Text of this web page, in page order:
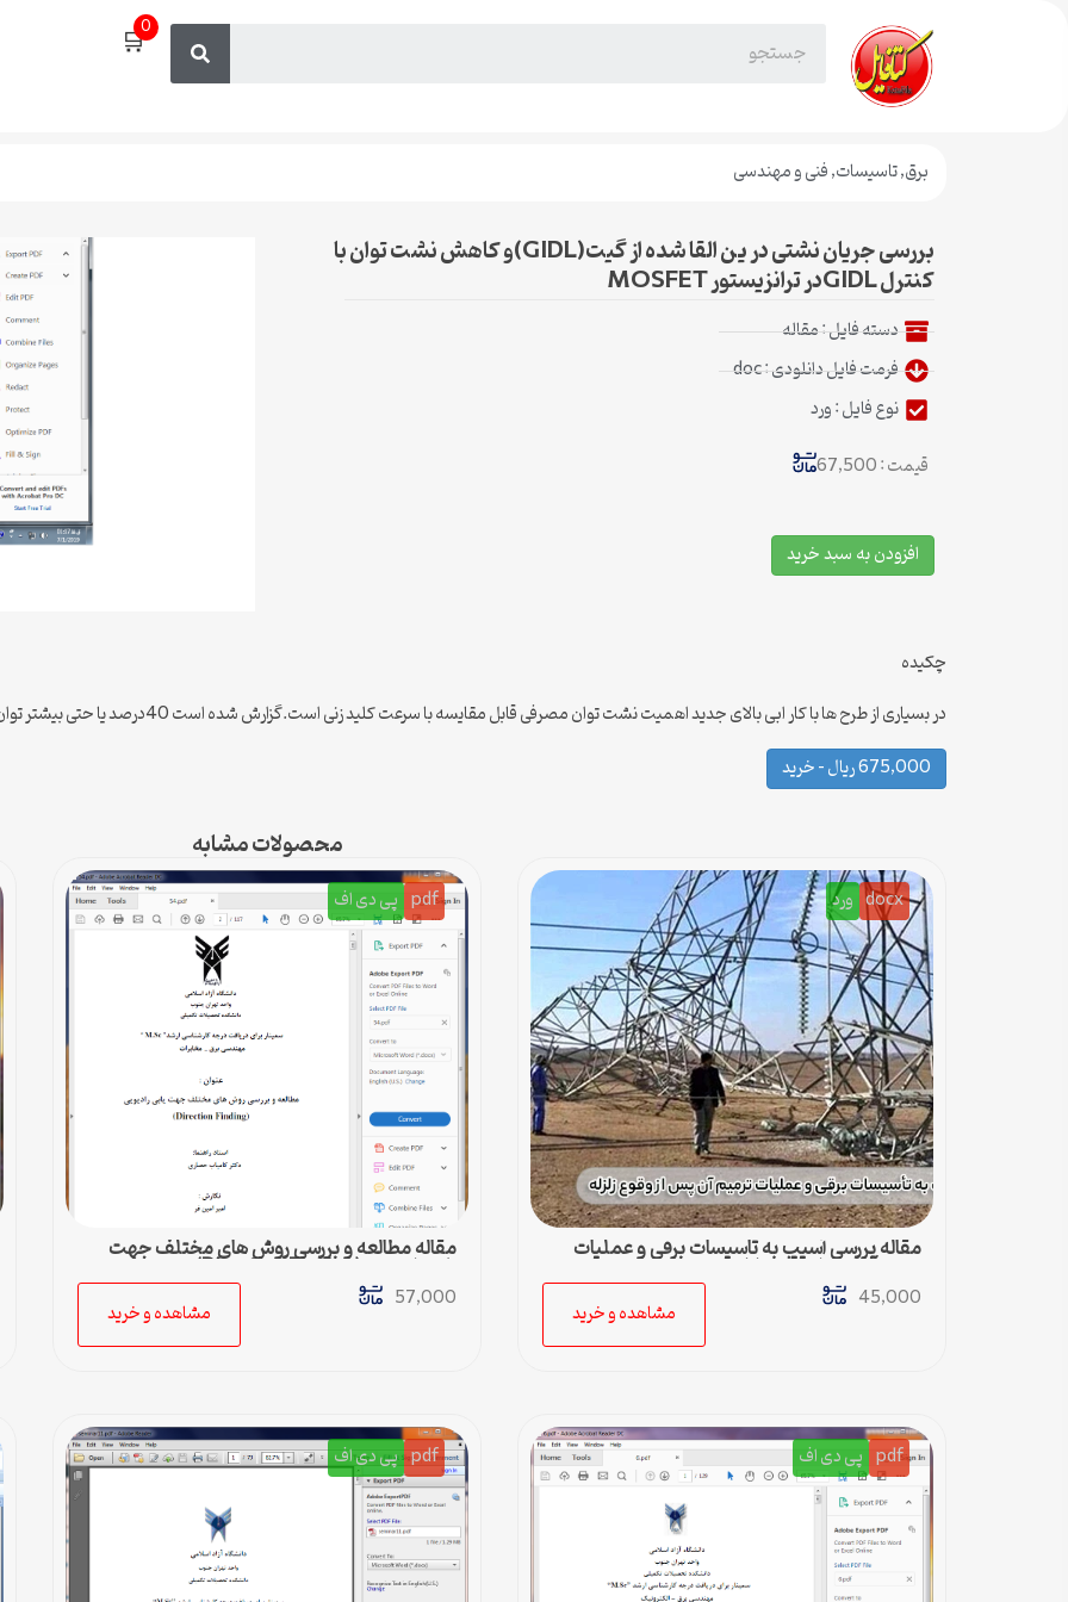
🛒0
برق,تاسیسات,فنی و مهندسی
بررسی جریان نشتی در ین القا شده از گیت(GIDL)و کاهش نشت توان با
کنترل GIDLدر ترانزیستور MOSFET
دسته فایل :مقاله
فرمت فایل دانلودی : doc
نوع فایل : ورد
قیمت : 67,500
افزودن به سبد خرید
چکیده
در بسیاری از طرح ها با کار ابی بالای جدید اهمیت نشت توان مصرفی قابل مقایسه با سرعت کلید زنی است.گزارش شده است 40درصد یا حتی بیشتر توان مصرفی کل ناشی از نشت ترانزیستورها می باش….
675,000 ریال – خرید
محصولات مشابه
docx ورد
مقاله بررسی آسيب به تاسيسات برقي و عمليات
45,000
مشاهده و خرید
pdf پی دی اف
مقاله مطالعه و بررسی روش های مختلف جهت
57,000
مشاهده و خرید
pdf پی دی اف pdf پی دی اف